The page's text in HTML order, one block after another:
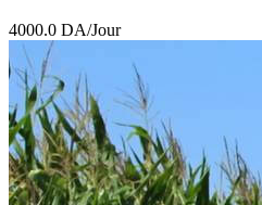
4000.0 DA/Jour